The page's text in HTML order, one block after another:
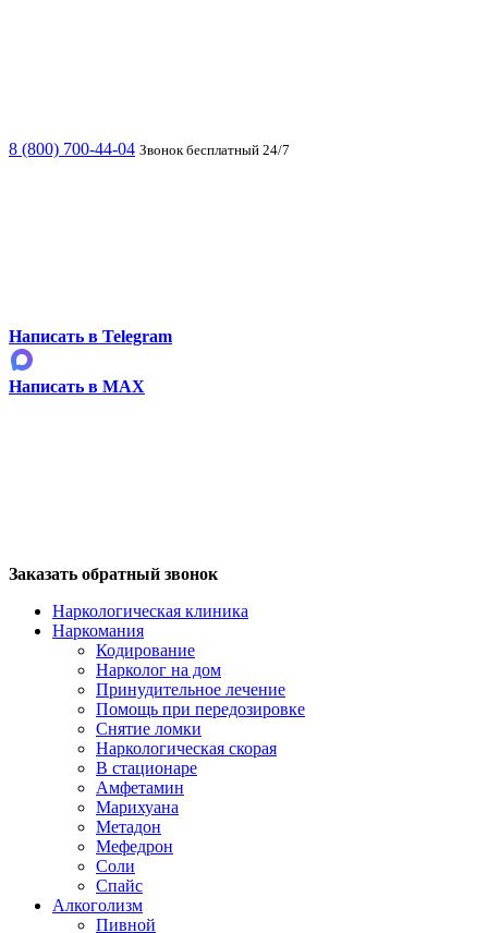
8 (800) 700-44-04 Звонок бесплатный 24/7
Написать в Telegram
Написать в MAX
Заказать обратный звонок
Наркологическая клиника
Наркомания
Кодирование
Нарколог на дом
Принудительное лечение
Помощь при передозировке
Снятие ломки
Наркологическая скорая
В стационаре
Амфетамин
Марихуана
Метадон
Мефедрон
Соли
Спайс
Алкоголизм
Пивной